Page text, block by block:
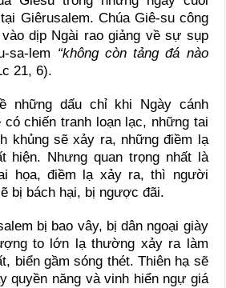
Giêrusalem. Chúa Giê-su công
dịp Ngài rao giảng về sự sụp
sa-lem “không còn tảng đá nào
21, 6).
những dấu chỉ khi Ngày cánh
chiến tranh loạn lạc, những tai
khủng sẽ xảy ra, những điềm lạ
hiện. Nhưng quan trọng nhất là
họa, điềm lạ xảy ra, thì người
bị bách hại, bị ngược đãi.
bị bao vây, bị dân ngoại giày
to lớn lạ thường xảy ra làm
biển gầm sóng thét. Thiên hạ sẽ
quyền năng và vinh hiển ngự giá